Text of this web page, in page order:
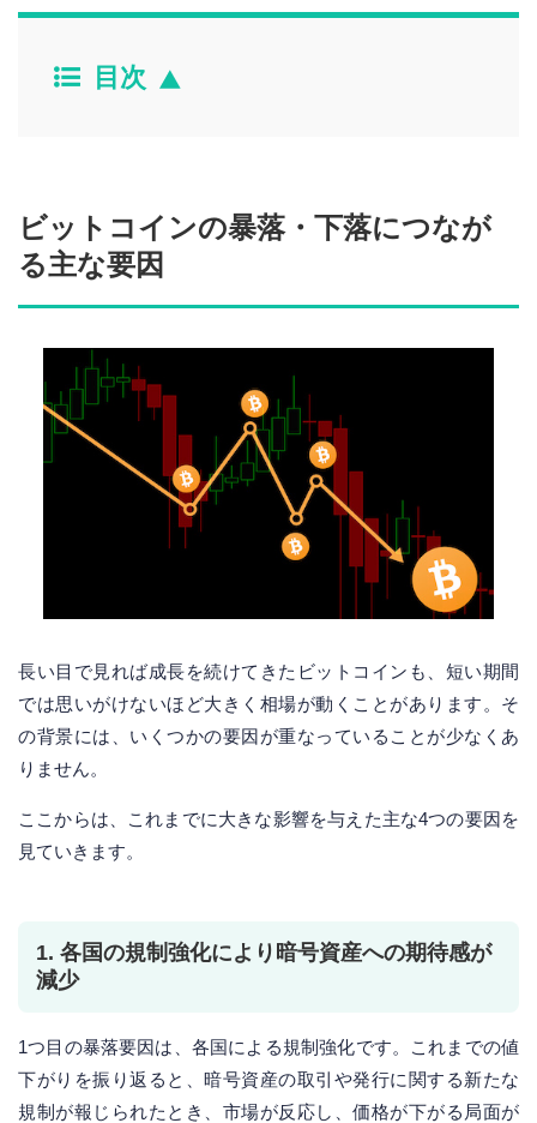
目次
ビットコインの暴落・下落につなが
る主な要因
長い目で見れば成長を続けてきたビットコインも、短い期間
では思いがけないほど大きく相場が動くことがあります。そ
の背景には、いくつかの要因が重なっていることが少なくあ
りません。
ここからは、これまでに大きな影響を与えた主な4つの要因を
見ていきます。
1. 各国の規制強化により暗号資産への期待感が
減少
1つ目の暴落要因は、各国による規制強化です。これまでの値
下がりを振り返ると、暗号資産の取引や発行に関する新たな
規制が報じられたとき、市場が反応し、価格が下がる局面が